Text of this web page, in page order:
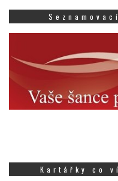
Kartářky co